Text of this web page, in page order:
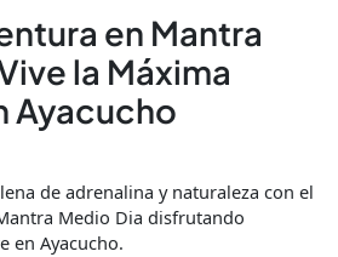
en Mantra
la Máxima
Ayacucho
de adrenalina y naturaleza con el
Medio Dia disfrutando
en Ayacucho.